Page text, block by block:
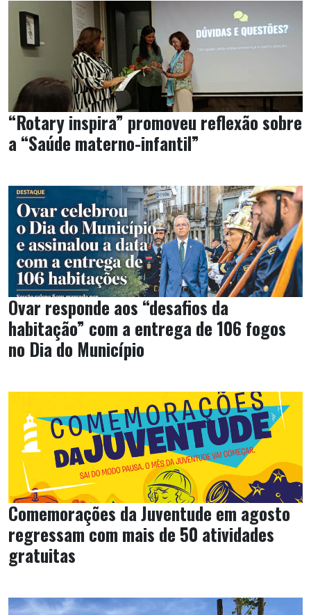
“Rotary inspira” promoveu reflexão sobre
a “Saúde materno-infantil”
Ovar responde aos “desafios da
habitação” com a entrega de 106 fogos
no Dia do Município
Comemorações da Juventude em agosto
regressam com mais de 50 atividades
gratuitas